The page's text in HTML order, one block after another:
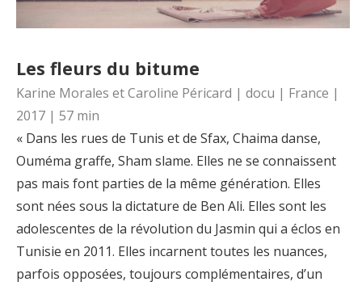
Les fleurs du bitume
Karine Morales et Caroline Péricard | docu | France |
2017 | 57 min
« Dans les rues de Tunis et de Sfax, Chaima danse,
Ouméma graffe, Sham slame. Elles ne se connaissent
pas mais font parties de la même génération. Elles
sont nées sous la dictature de Ben Ali. Elles sont les
adolescentes de la révolution du Jasmin qui a éclos en
Tunisie en 2011. Elles incarnent toutes les nuances,
parfois opposées, toujours complémentaires, d’un